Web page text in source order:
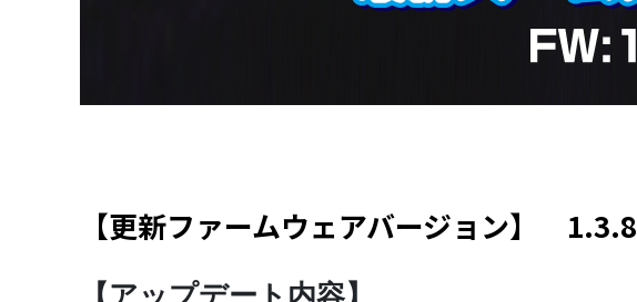
【更新ファームウェアバージョン】 1.3.8